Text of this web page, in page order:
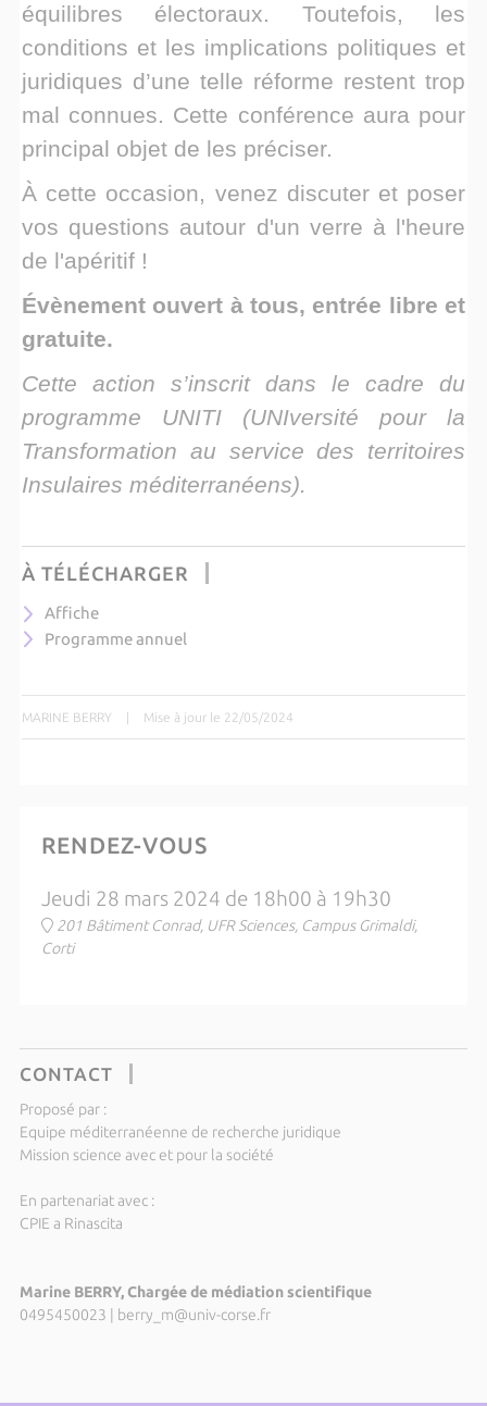
équilibres électoraux. Toutefois, les
conditions et les implications politiques et
juridiques d’une telle réforme restent trop
mal connues. Cette conférence aura pour
principal objet de les préciser.
À cette occasion, venez discuter et poser
vos questions autour d'un verre à l'heure
de l'apéritif !
Évènement ouvert à tous, entrée libre et
gratuite.
Cette action s’inscrit dans le cadre du
programme UNITI (UNIversité pour la
Transformation au service des territoires
Insulaires méditerranéens).
À TÉLÉCHARGER
Affiche
Programme annuel
MARINE BERRY | Mise à jour le 22/05/2024
RENDEZ-VOUS
Jeudi 28 mars 2024 de 18h00 à 19h30
201 Bâtiment Conrad, UFR Sciences, Campus Grimaldi,
Corti
CONTACT
Proposé par :
Equipe méditerranéenne de recherche juridique
Mission science avec et pour la société
En partenariat avec :
CPIE a Rinascita
Marine BERRY, Chargée de médiation scientifique
0495450023
berry_m@univ-corse.fr